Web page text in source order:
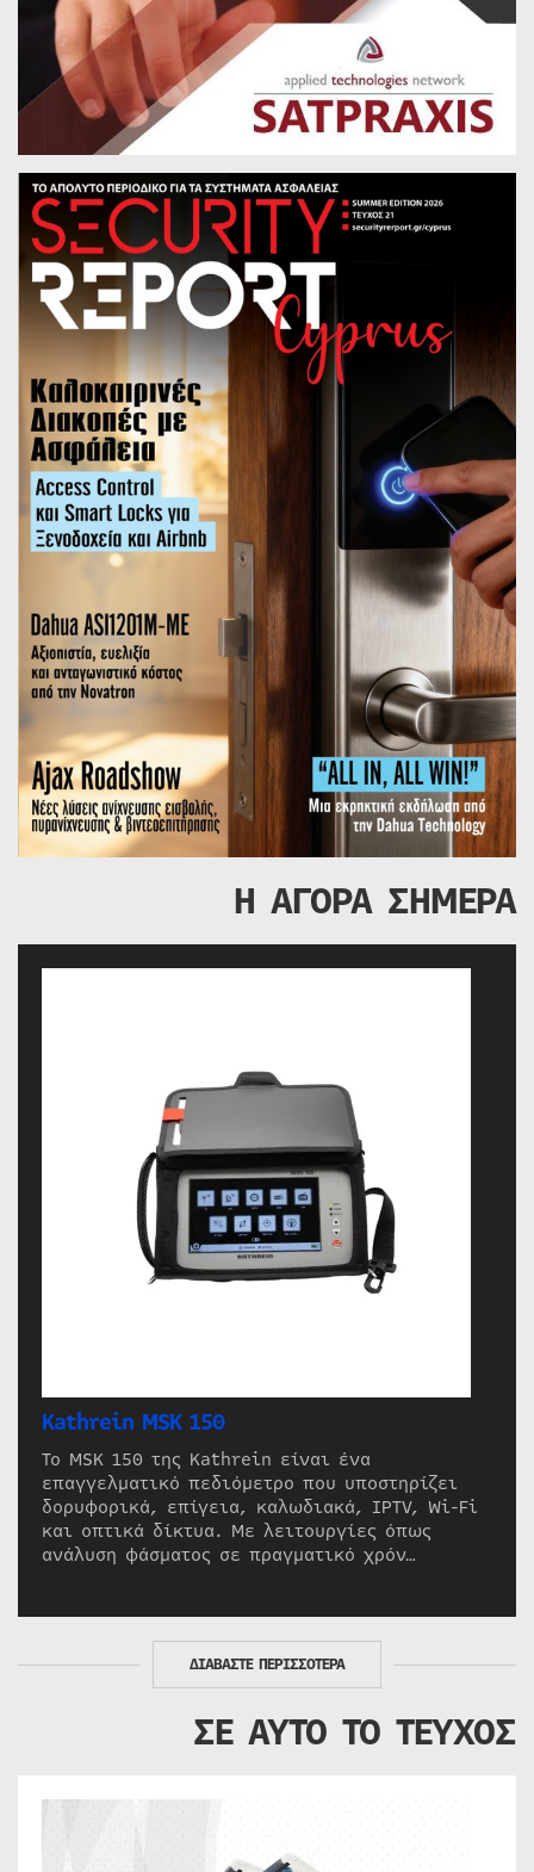
Η ΑΓΟΡΑ ΣΗΜΕΡΑ
Kathrein MSK 150
Το MSK 150 της Kathrein είναι ένα
επαγγελματικό πεδιόμετρο που υποστηρίζει
δορυφορικά, επίγεια, καλωδιακά, IPTV, Wi-Fi
και οπτικά δίκτυα. Με λειτουργίες όπως
ανάλυση φάσματος σε πραγματικό χρόν…
ΔΙΑΒΑΣΤΕ ΠΕΡΙΣΣΟΤΕΡΑ
ΣΕ ΑΥΤΟ ΤΟ ΤΕΥΧΟΣ